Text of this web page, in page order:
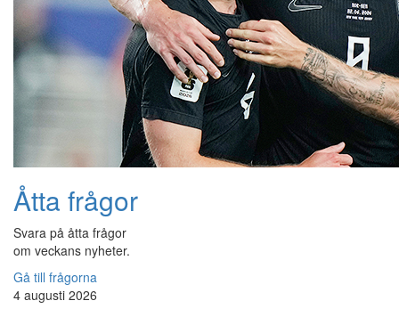
Åtta frågor
Svara på åtta frågor
om veckans nyheter.
Gå till frågorna
4 augusti 2026